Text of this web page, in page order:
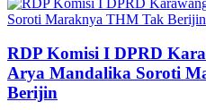
RDP Komisi I DPRD
Arya Mandalika Soroti
Berijin